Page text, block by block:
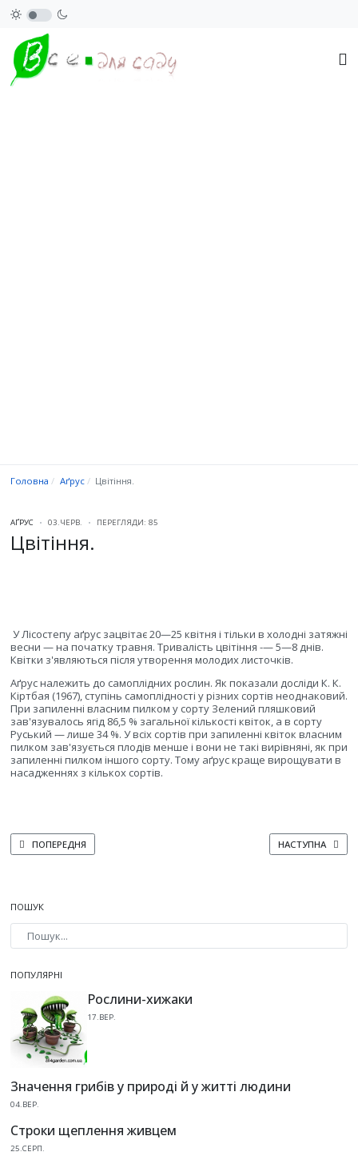
Головна Аґрус Цвітіння.
АҐРУС 03.ЧЕРВ. ПЕРЕГЛЯДИ: 85
Цвітіння.
У Лісостепу аґрус зацвітає 20—25 квітня і тільки в холодні затяжні
весни — на початку травня. Тривалість цвітіння -— 5—8 днів.
Квітки з'являються після утворення молодих листочків.
Аґрус належить до самоплідних рослин. Як показали досліди К. К.
Кіртбая (1967), ступінь самоплідності у різних сортів неоднаковий.
При запиленні власним пилком у сорту Зелений пляшковий
зав'язувалось ягід 86,5 % загальної кількості квіток, а в сорту
Руський — лише 34 %. У всіх сортів при запиленні квіток власним
пилком зав'язується плодів менше і вони не такі вирівняні, як при
запиленні пилком іншого сорту. Тому аґрус краще вирощувати в
насадженнях з кількох сортів.
ПОПЕРЕДНЯ СТАТТЯ: ЯГОДИ АГРУСУ
ПОПЕРЕДНЯ НАСТУПНА
НАСТУПНА
ПОШУК
ПОПУЛЯРНІ
Рослини-хижаки
17.ВЕР.
Значення грибів у природі й у житті людини
04.ВЕР.
Строки щеплення живцем
25.СЕРП.